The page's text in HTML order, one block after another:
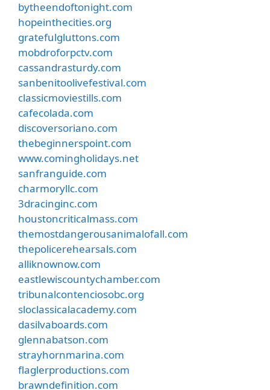
bytheendoftonight.com
hopeinthecities.org
gratefulgluttons.com
mobdroforpctv.com
cassandrasturdy.com
sanbenitoolivefestival.com
classicmoviestills.com
cafecolada.com
discoversoriano.com
thebeginnerspoint.com
www.comingholidays.net
sanfranguide.com
charmoryllc.com
3dracinginc.com
houstoncriticalmass.com
themostdangerousanimalofall.com
thepolicerehearsals.com
alliknownow.com
eastlewiscountychamber.com
tribunalcontenciosobc.org
sloclassicalacademy.com
dasilvaboards.com
glennabatson.com
strayhornmarina.com
flaglerproductions.com
brawndefinition.com